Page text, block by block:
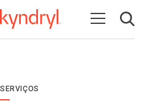
Abrir
Abrir
SERVIÇOS